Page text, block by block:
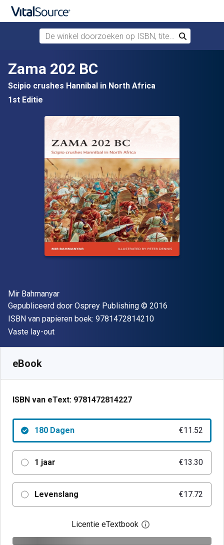
De winkel doorzoeken op ISBN, titel of auteur
Zoek
Zama 202 BC
Scipio crushes Hannibal in North Africa
1st Editie
Auteur(s)
Mir Bahmanyar
Uitgever
Gepubliceerd door Osprey Publishing Copyright
© 2016
ISBN van papieren boek: 9781472814210"ISBN-13
Indeling
Vaste lay-out
eBook
ISBN van eText: 9781472814227
180 Dagen €11.52
1 jaar €13.30
Levenslang €17.72
Licentie eTextbook Open het